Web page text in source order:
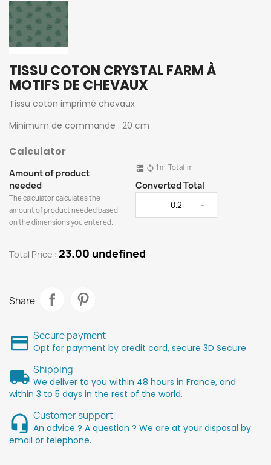
TISSU COTON CRYSTAL FARM À
MOTIFS DE CHEVAUX
Tissu coton imprimé chevaux
Minimum de commande : 20 cm
Calculator
Amount of product
needed
The calculator calculates the
amount of product needed based
on the dimensions you entered.
dns sync 1 m Total:m
Converted Total
- +
Total Price : 23.00 undefined
Share
Secure payment
Opt for payment by credit card, secure 3D Secure
Shipping
We deliver to you within 48 hours in France, and
within 3 to 5 days in the rest of the world.
Customer support
An advice ? A question ? We are at your disposal by
email or telephone.